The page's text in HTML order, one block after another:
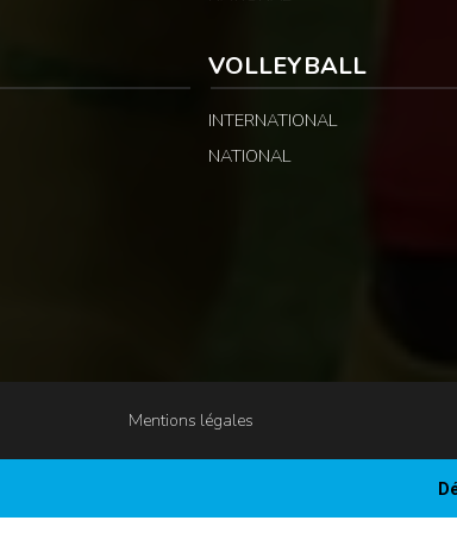
VOLLEYBALL
INTERNATIONAL
NATIONAL
Mentions légales